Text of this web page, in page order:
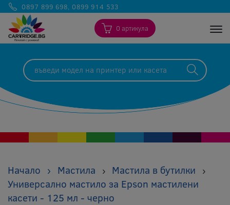
0897 899 698, 0899 914 533
0 артикула
Начало › Мастила › Мастила в бутилки ›
Универсално мастило за Epson мастилени
касети - 125 мл - черно